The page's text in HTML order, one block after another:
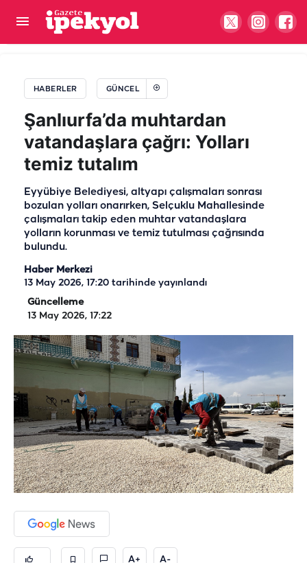
HABERLER GÜNCEL
Şanlıurfa’da muhtardan
vatandaşlara çağrı: Yolları
temiz tutalım
Eyyübiye Belediyesi, altyapı çalışmaları sonrası
bozulan yolları onarırken, Selçuklu Mahallesinde
çalışmaları takip eden muhtar vatandaşlara
yolların korunması ve temiz tutulması çağrısında
bulundu.
Haber Merkezi
13 May 2026, 17:20 tarihinde yayınlandı
Güncelleme
13 May 2026, 17:22
A+ A-
Şanlıurfa’da 50 yıllık eşini kaybeden kadının miras